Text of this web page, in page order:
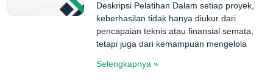
Deskripsi Pelatihan Dalam setiap proyek,
keberhasilan tidak hanya diukur dari
pencapaian teknis atau finansial semata,
tetapi juga dari kemampuan mengelola
Selengkapnya »